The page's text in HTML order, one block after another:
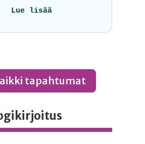
Lue lisää
tapahtumat